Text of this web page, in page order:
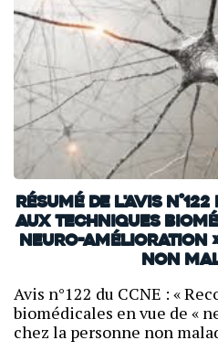
Résumé de l'avis
aux techniques
neuro-amélioration
non
Avis n°122 du CCNE : «
biomédicales en vue de «
chez la personne non